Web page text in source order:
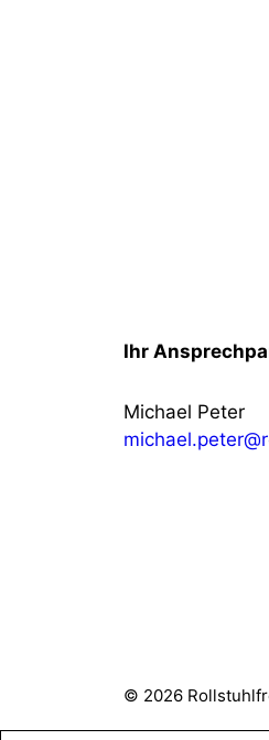
Ihr
Michael Peter
© 2026